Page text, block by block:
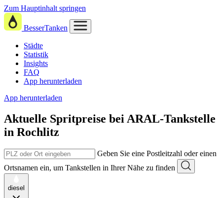
Zum Hauptinhalt springen
BesserTanken
Städte
Statistik
Insights
FAQ
App herunterladen
App herunterladen
Aktuelle Spritpreise bei ARAL-Tankstelle
in Rochlitz
Geben Sie eine Postleitzahl oder einen
Ortsnamen ein, um Tankstellen in Ihrer Nähe zu finden
diesel